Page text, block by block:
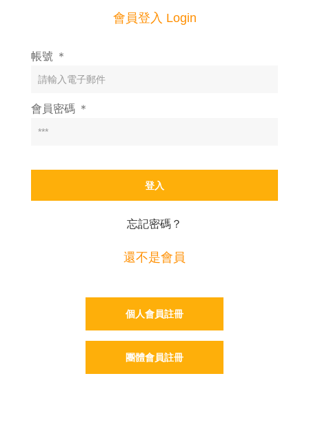
會員登入 Login
帳號 ＊
會員密碼 ＊
忘記密碼？
還不是會員
個人會員註冊
團體會員註冊